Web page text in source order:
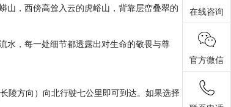
山，西傍高耸入云的虎峪山，背靠层峦叠翠的
水，每一处细节都透露出对生命的敬畏与尊
陵方向）向北行驶七公里即可到达。如果选择
在线咨询
官方微信